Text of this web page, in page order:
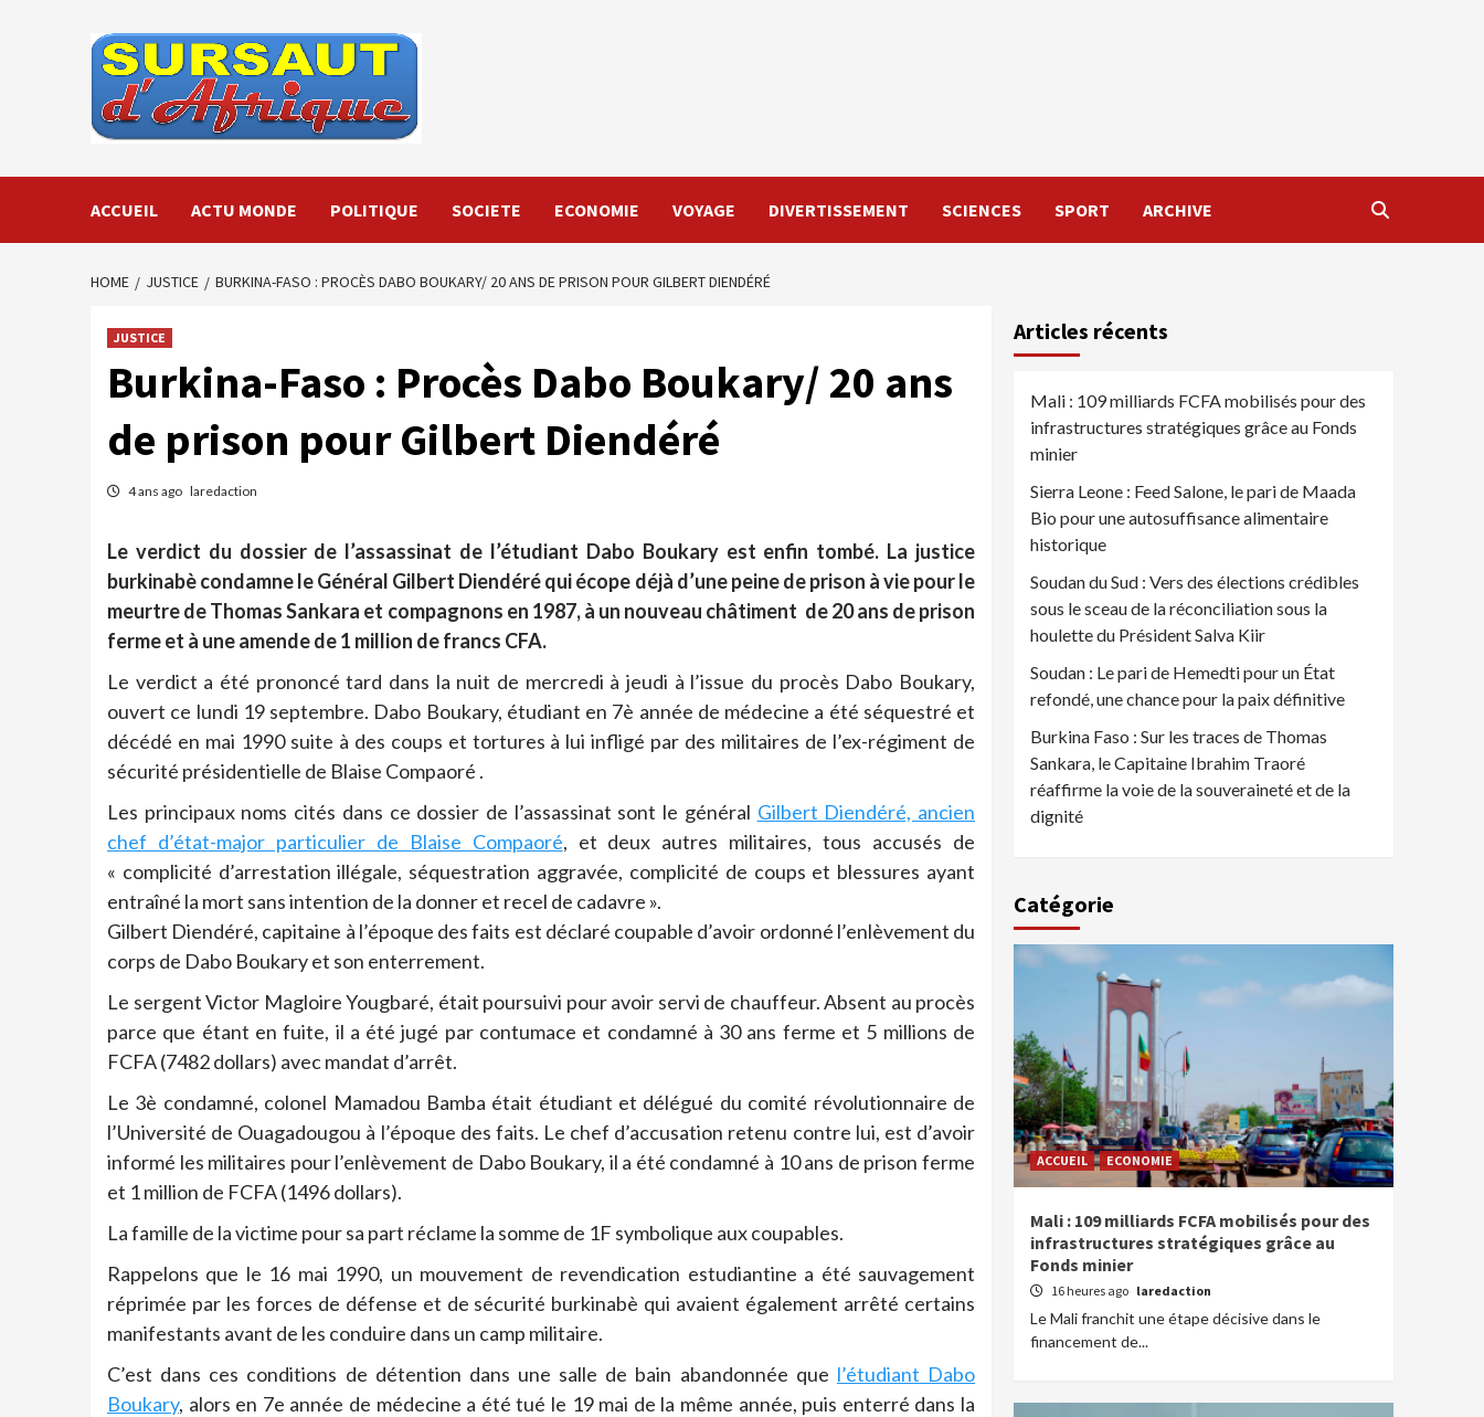
ACCUEIL ACTU MONDE POLITIQUE SOCIETE ECONOMIE VOYAGE DIVERTISSEMENT SCIENCES SPORT ARCHIVE
HOME JUSTICE BURKINA-FASO : PROCÈS DABO BOUKARY/ 20 ANS DE PRISON POUR GILBERT DIENDÉRÉ
JUSTICE
Burkina-Faso : Procès Dabo Boukary/ 20 ans
de prison pour Gilbert Diendéré
4 ans ago laredaction
Le verdict du dossier de l’assassinat de l’étudiant Dabo Boukary est enfin tombé. La justice
burkinabè condamne le Général Gilbert Diendéré qui écope déjà d’une peine de prison à vie pour le
meurtre de Thomas Sankara et compagnons en 1987, à un nouveau châtiment de 20 ans de prison
ferme et à une amende de 1 million de francs CFA.
Le verdict a été prononcé tard dans la nuit de mercredi à jeudi à l’issue du procès Dabo Boukary,
ouvert ce lundi 19 septembre. Dabo Boukary, étudiant en 7è année de médecine a été séquestré et
décédé en mai 1990 suite à des coups et tortures à lui infligé par des militaires de l’ex-régiment de
sécurité présidentielle de Blaise Compaoré .
Les principaux noms cités dans ce dossier de l’assassinat sont le général Gilbert Diendéré, ancien
chef d’état-major particulier de Blaise Compaoré, et deux autres militaires, tous accusés de
« complicité d’arrestation illégale, séquestration aggravée, complicité de coups et blessures ayant
entraîné la mort sans intention de la donner et recel de cadavre ».
Gilbert Diendéré, capitaine à l’époque des faits est déclaré coupable d’avoir ordonné l’enlèvement du
corps de Dabo Boukary et son enterrement.
Le sergent Victor Magloire Yougbaré, était poursuivi pour avoir servi de chauffeur. Absent au procès
parce que étant en fuite, il a été jugé par contumace et condamné à 30 ans ferme et 5 millions de
FCFA (7482 dollars) avec mandat d’arrêt.
Le 3è condamné, colonel Mamadou Bamba était étudiant et délégué du comité révolutionnaire de
l’Université de Ouagadougou à l’époque des faits. Le chef d’accusation retenu contre lui, est d’avoir
informé les militaires pour l’enlèvement de Dabo Boukary, il a été condamné à 10 ans de prison ferme
et 1 million de FCFA (1496 dollars).
La famille de la victime pour sa part réclame la somme de 1F symbolique aux coupables.
Rappelons que le 16 mai 1990, un mouvement de revendication estudiantine a été sauvagement
réprimée par les forces de défense et de sécurité burkinabè qui avaient également arrêté certains
manifestants avant de les conduire dans un camp militaire.
C’est dans ces conditions de détention dans une salle de bain abandonnée que l’étudiant Dabo
Boukary, alors en 7e année de médecine a été tué le 19 mai de la même année, puis enterré dans la
Articles récents
Mali : 109 milliards FCFA mobilisés pour des
infrastructures stratégiques grâce au Fonds
minier
Sierra Leone : Feed Salone, le pari de Maada
Bio pour une autosuffisance alimentaire
historique
Soudan du Sud : Vers des élections crédibles
sous le sceau de la réconciliation sous la
houlette du Président Salva Kiir
Soudan : Le pari de Hemedti pour un État
refondé, une chance pour la paix définitive
Burkina Faso : Sur les traces de Thomas
Sankara, le Capitaine Ibrahim Traoré
réaffirme la voie de la souveraineté et de la
dignité
Catégorie
ACCUEIL ECONOMIE
Mali : 109 milliards FCFA mobilisés pour des
infrastructures stratégiques grâce au
Fonds minier
16 heures ago laredaction
Le Mali franchit une étape décisive dans le
financement de...